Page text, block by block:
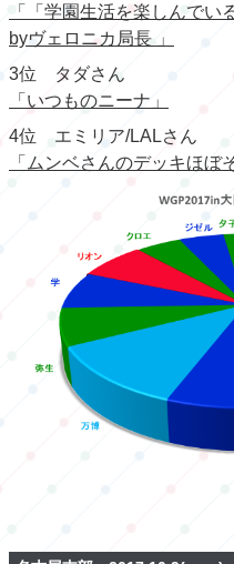
「「学園生活を楽しんでい
byヴェロニカ局長 」
3位 タダさん
「いつものニーナ」
4位 エミリア/LALさん
「ムンベさんのデッキほぼ